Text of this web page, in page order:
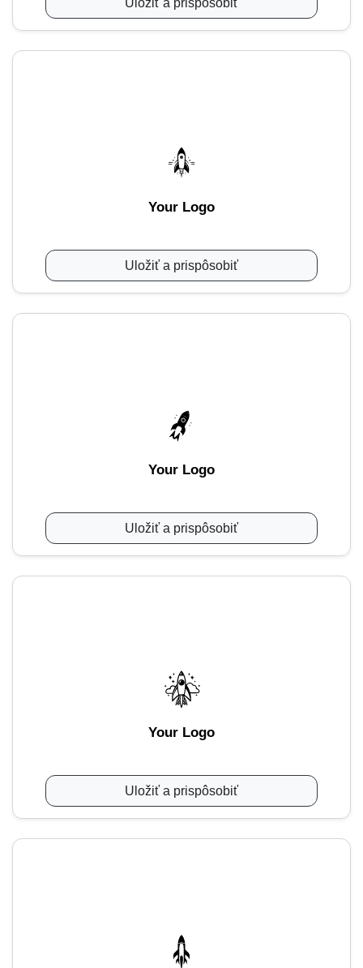
Uložiť a prispôsobiť
Your Logo
Uložiť a prispôsobiť
Your Logo
Uložiť a prispôsobiť
Your Logo
Uložiť a prispôsobiť